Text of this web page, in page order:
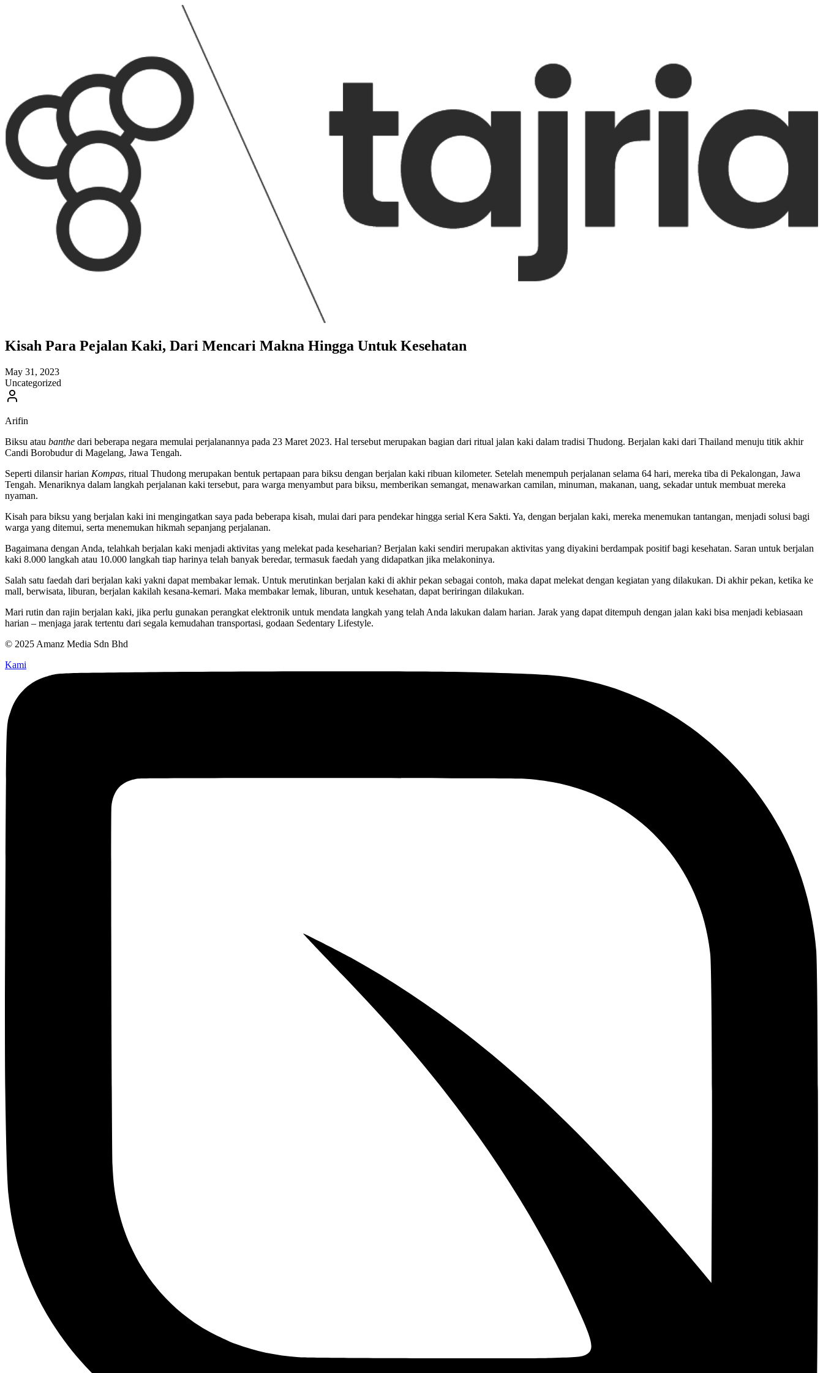
Kisah Para Pejalan Kaki, Dari Mencari Makna Hingga Untuk Kesehatan
May 31, 2023
Uncategorized
Arifin
Biksu atau banthe dari beberapa negara memulai perjalanannya pada 23 Maret 2023. Hal tersebut merupakan bagian dari ritual jalan kaki dalam tradisi Thudong. Berjalan kaki dari Thailand menuju titik akhir
Candi Borobudur di Magelang, Jawa Tengah.
Seperti dilansir harian Kompas, ritual Thudong merupakan bentuk pertapaan para biksu dengan berjalan kaki ribuan kilometer. Setelah menempuh perjalanan selama 64 hari, mereka tiba di Pekalongan, Jawa
Tengah. Menariknya dalam langkah perjalanan kaki tersebut, para warga menyambut para biksu, memberikan semangat, menawarkan camilan, minuman, makanan, uang, sekadar untuk membuat mereka
nyaman.
Kisah para biksu yang berjalan kaki ini mengingatkan saya pada beberapa kisah, mulai dari para pendekar hingga serial Kera Sakti. Ya, dengan berjalan kaki, mereka menemukan tantangan, menjadi solusi bagi
warga yang ditemui, serta menemukan hikmah sepanjang perjalanan.
Bagaimana dengan Anda, telahkah berjalan kaki menjadi aktivitas yang melekat pada keseharian? Berjalan kaki sendiri merupakan aktivitas yang diyakini berdampak positif bagi kesehatan. Saran untuk berjalan
kaki 8.000 langkah atau 10.000 langkah tiap harinya telah banyak beredar, termasuk faedah yang didapatkan jika melakoninya.
Salah satu faedah dari berjalan kaki yakni dapat membakar lemak. Untuk merutinkan berjalan kaki di akhir pekan sebagai contoh, maka dapat melekat dengan kegiatan yang dilakukan. Di akhir pekan, ketika ke
mall, berwisata, liburan, berjalan kakilah kesana-kemari. Maka membakar lemak, liburan, untuk kesehatan, dapat beriringan dilakukan.
Mari rutin dan rajin berjalan kaki, jika perlu gunakan perangkat elektronik untuk mendata langkah yang telah Anda lakukan dalam harian. Jarak yang dapat ditempuh dengan jalan kaki bisa menjadi kebiasaan
harian – menjaga jarak tertentu dari segala kemudahan transportasi, godaan Sedentary Lifestyle.
© 2025 Amanz Media Sdn Bhd
Kami